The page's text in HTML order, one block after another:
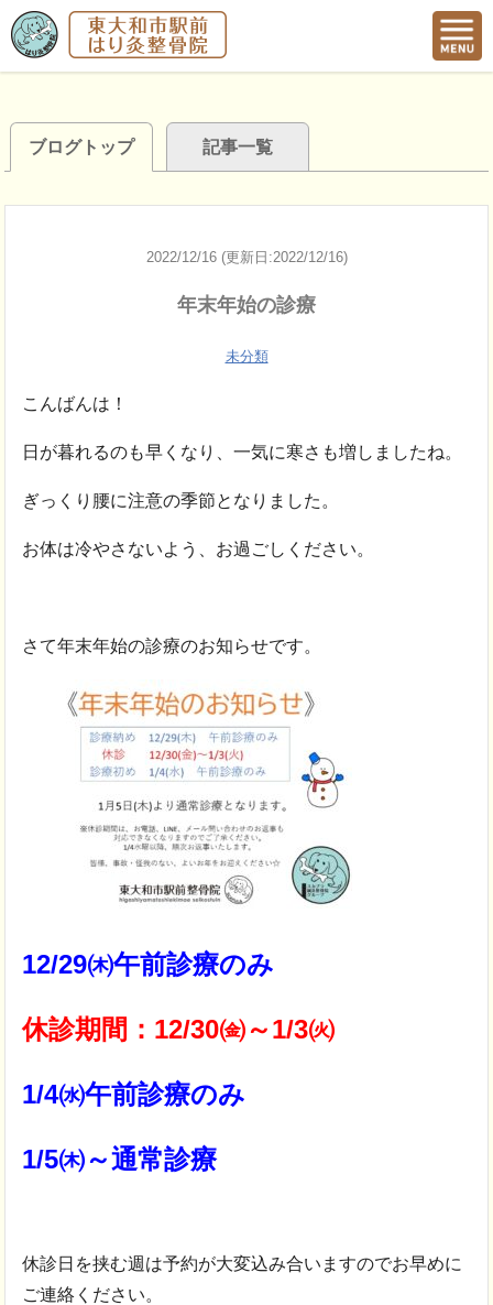
ブログトップ 記事一覧
2022/12/16 (更新日:2022/12/16)
年末年始の診療
未分類
こんばんは！
日が暮れるのも早くなり、一気に寒さも増しましたね。
ぎっくり腰に注意の季節となりました。
お体は冷やさないよう、お過ごしください。
さて年末年始の診療のお知らせです。
12/29㈭午前診療のみ
休診期間：12/30㈮～1/3㈫
1/4㈬午前診療のみ
1/5㈭～通常診療
休診日を挟む週は予約が大変込み合いますのでお早めに
ご連絡ください。